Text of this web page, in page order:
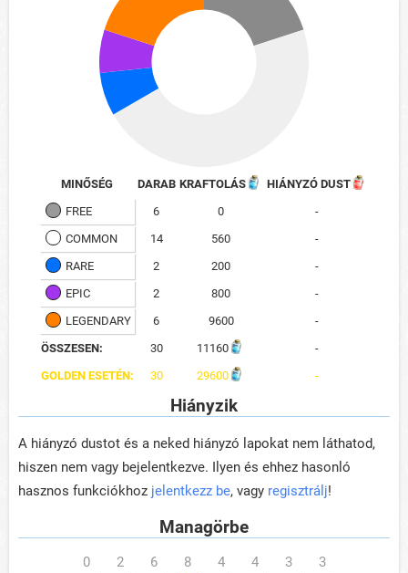
MINŐSÉG DARAB KRAFTOLÁS
HIÁNYZÓ DUST
FREE
6 0
-
COMMON
14 560
-
RARE
2 200
-
EPIC
2 800
-
LEGENDARY
6 9600
-
ÖSSZESEN:
30 11160
-
GOLDEN ESETÉN:
30 29600 -
Hiányzik
A hiányzó dustot és a neked hiányzó lapokat nem láthatod,
hiszen nem vagy bejelentkezve. Ilyen és ehhez hasonló
hasznos funkciókhoz jelentkezz be, vagy regisztrálj!
Managörbe